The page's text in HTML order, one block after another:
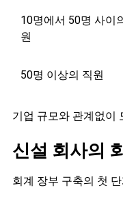
10명에서 50명 사이
원
50명 이상의 직원
기업 규모와 관계없이
신설 회사의
회계 장부 구축의 첫